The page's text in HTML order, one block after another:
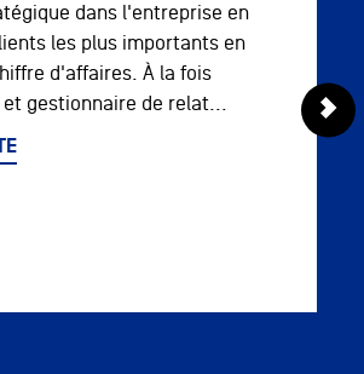
dans l'entreprise en
les plus importants en
d'affaires. À la fois
gestionnaire de relat...